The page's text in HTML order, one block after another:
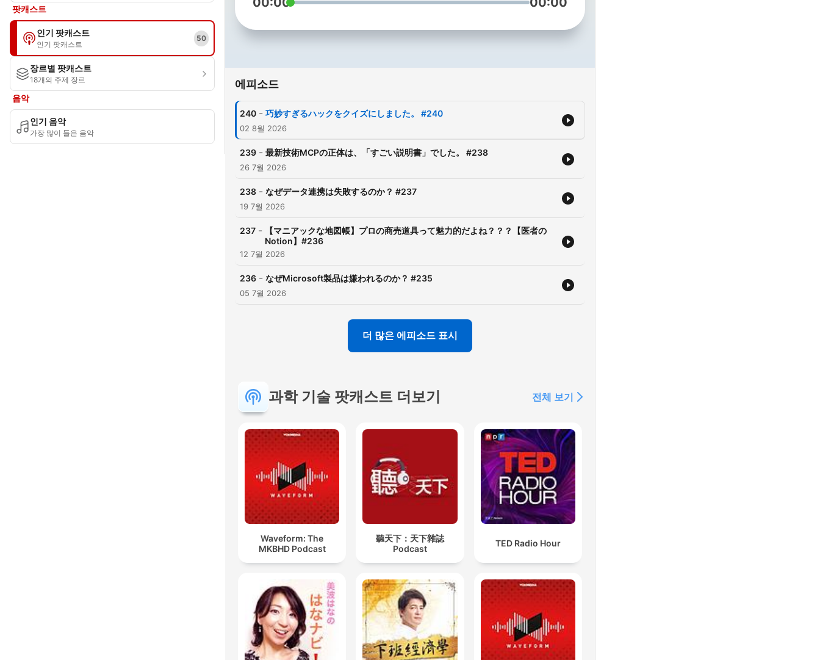
팟캐스트
인기 팟캐스트
인기 팟캐스트
50
장르별 팟캐스트
18개의 주제 장르
음악
인기 음악
가장 많이 들은 음악
에피소드
240 - 巧妙すぎるハックをクイズにしました。 #240
02 8월 2026
239 - 最新技術MCPの正体は、「すごい説明書」でした。 #238
26 7월 2026
238 - なぜデータ連携は失敗するのか？ #237
19 7월 2026
237 -
【マニアックな地図帳】プロの商売道具って魅力的だよね？？？【医者の
Notion】#236
12 7월 2026
236 - なぜMicrosoft製品は嫌われるのか？ #235
05 7월 2026
더 많은 에피소드 표시
과학 기술 팟캐스트 더보기 전체 보기
Waveform: The
MKBHD Podcast
聽天下：天下雜誌
Podcast
TED Radio Hour